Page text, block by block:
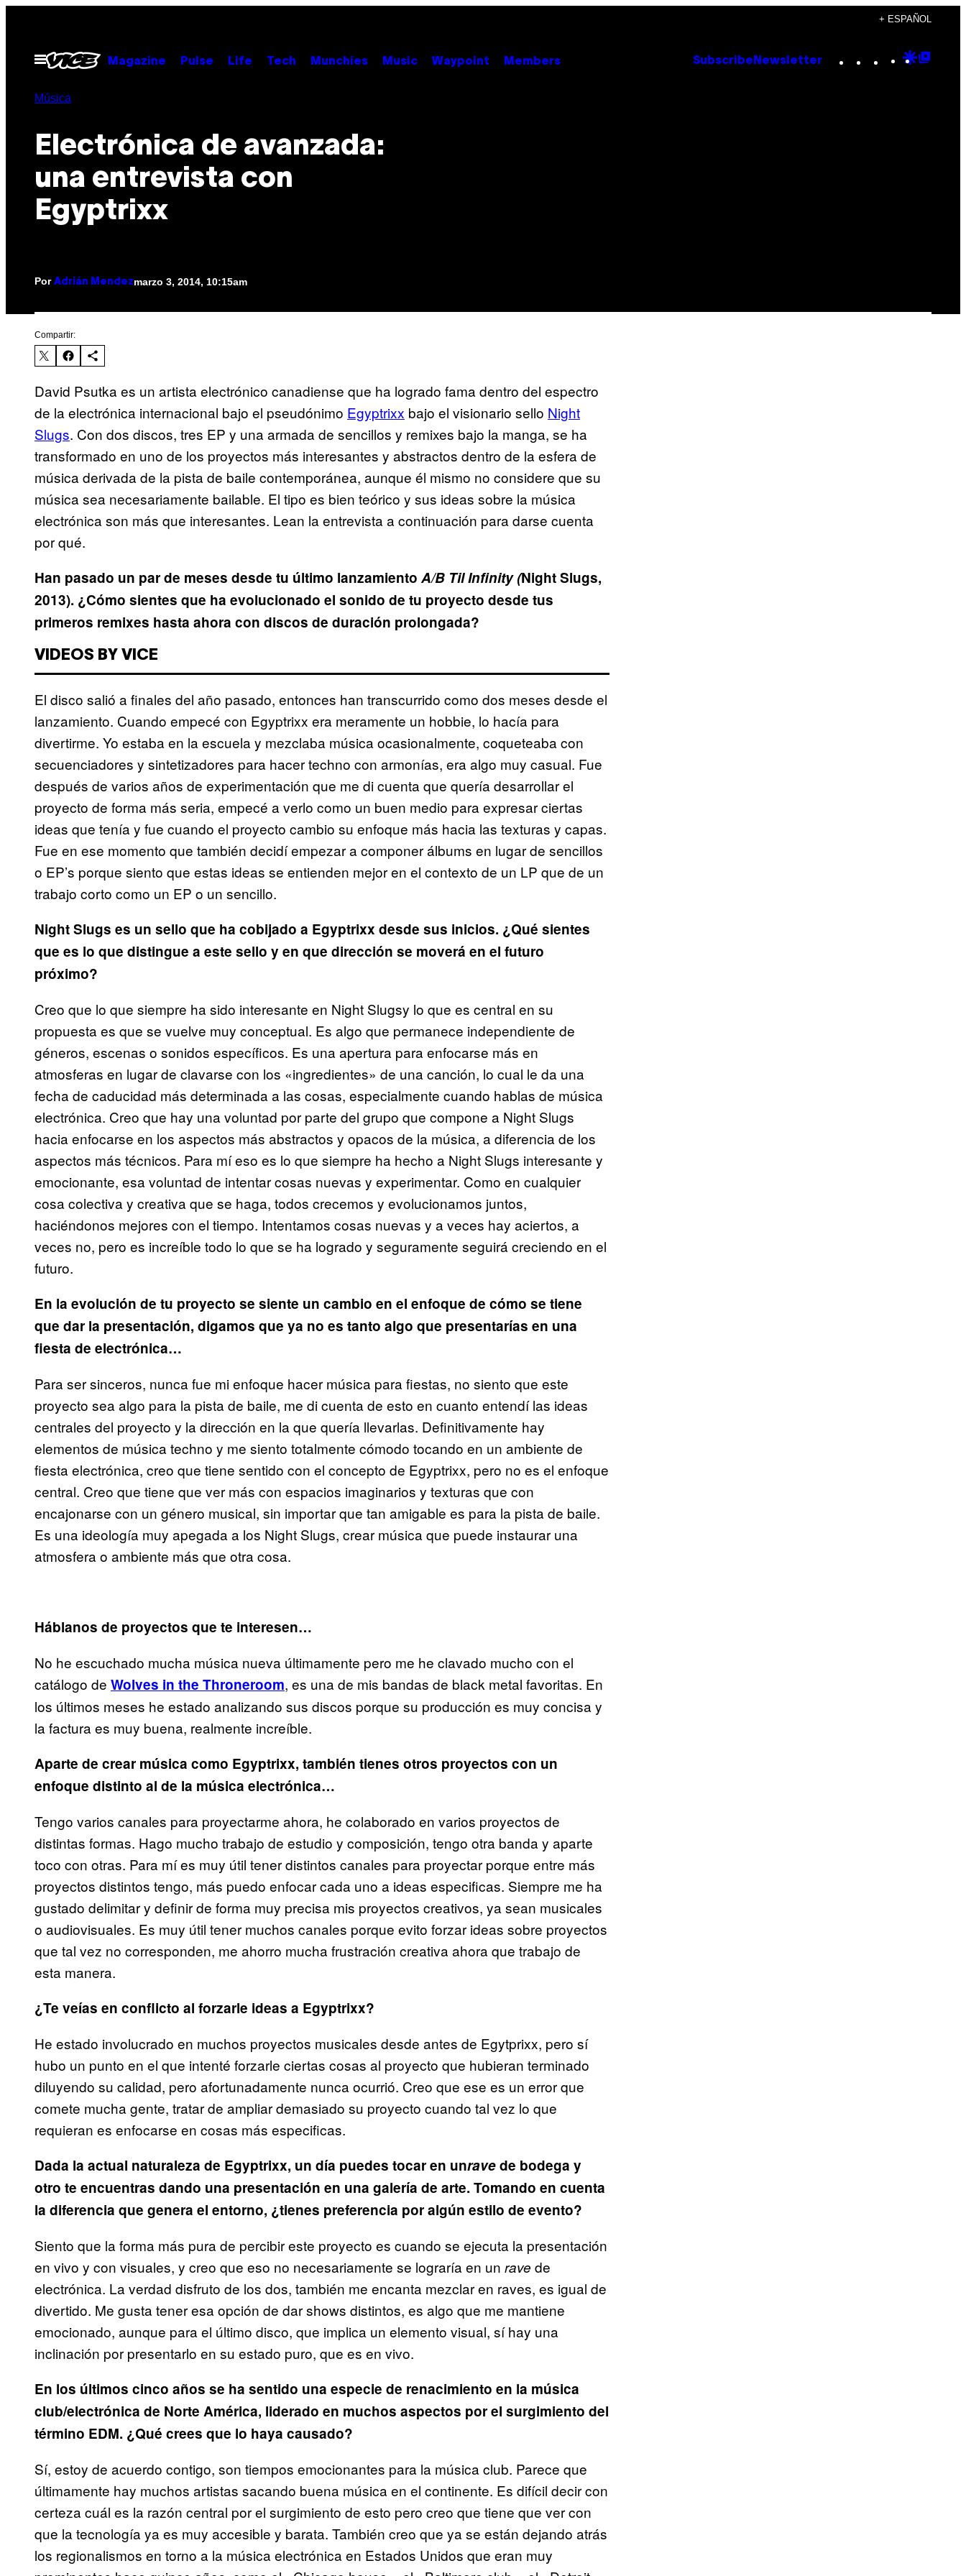
contenido
+ ESPAÑOL
Abrir
Menú
Magazine Pulse Life Tech Munchies Music Waypoint Members Subscribe Newsletter Instagram
TikTok
YouTube
Google
Música
Electrónica de avanzada:
una entrevista con
Egyptrixx
Por Adrián Mendezmarzo 3, 2014, 10:15am
Compartir:
David Psutka es un artista electrónico canadiense que ha logrado fama dentro del espectro
de la electrónica internacional bajo el pseudónimo Egyptrixx bajo el visionario sello Night
Slugs. Con dos discos, tres EP y una armada de sencillos y remixes bajo la manga, se ha
transformado en uno de los proyectos más interesantes y abstractos dentro de la esfera de
música derivada de la pista de baile contemporánea, aunque él mismo no considere que su
música sea necesariamente bailable. El tipo es bien teórico y sus ideas sobre la música
electrónica son más que interesantes. Lean la entrevista a continuación para darse cuenta
por qué.
Han pasado un par de meses desde tu último lanzamiento A/B Til Infinity (Night Slugs,
2013). ¿Cómo sientes que ha evolucionado el sonido de tu proyecto desde tus
primeros remixes hasta ahora con discos de duración prolongada?
VIDEOS BY VICE
El disco salió a finales del año pasado, entonces han transcurrido como dos meses desde el
lanzamiento. Cuando empecé con Egyptrixx era meramente un hobbie, lo hacía para
divertirme. Yo estaba en la escuela y mezclaba música ocasionalmente, coqueteaba con
secuenciadores y sintetizadores para hacer techno con armonías, era algo muy casual. Fue
después de varios años de experimentación que me di cuenta que quería desarrollar el
proyecto de forma más seria, empecé a verlo como un buen medio para expresar ciertas
ideas que tenía y fue cuando el proyecto cambio su enfoque más hacia las texturas y capas.
Fue en ese momento que también decidí empezar a componer álbums en lugar de sencillos
o EP’s porque siento que estas ideas se entienden mejor en el contexto de un LP que de un
trabajo corto como un EP o un sencillo.
Night Slugs es un sello que ha cobijado a Egyptrixx desde sus inicios. ¿Qué sientes
que es lo que distingue a este sello y en que dirección se moverá en el futuro
próximo?
Creo que lo que siempre ha sido interesante en Night Slugsy lo que es central en su
propuesta es que se vuelve muy conceptual. Es algo que permanece independiente de
géneros, escenas o sonidos específicos. Es una apertura para enfocarse más en
atmosferas en lugar de clavarse con los «ingredientes» de una canción, lo cual le da una
fecha de caducidad más determinada a las cosas, especialmente cuando hablas de música
electrónica. Creo que hay una voluntad por parte del grupo que compone a Night Slugs
hacia enfocarse en los aspectos más abstractos y opacos de la música, a diferencia de los
aspectos más técnicos. Para mí eso es lo que siempre ha hecho a Night Slugs interesante y
emocionante, esa voluntad de intentar cosas nuevas y experimentar. Como en cualquier
cosa colectiva y creativa que se haga, todos crecemos y evolucionamos juntos,
haciéndonos mejores con el tiempo. Intentamos cosas nuevas y a veces hay aciertos, a
veces no, pero es increíble todo lo que se ha logrado y seguramente seguirá creciendo en el
futuro.
En la evolución de tu proyecto se siente un cambio en el enfoque de cómo se tiene
que dar la presentación, digamos que ya no es tanto algo que presentarías en una
fiesta de electrónica…
Para ser sinceros, nunca fue mi enfoque hacer música para fiestas, no siento que este
proyecto sea algo para la pista de baile, me di cuenta de esto en cuanto entendí las ideas
centrales del proyecto y la dirección en la que quería llevarlas. Definitivamente hay
elementos de música techno y me siento totalmente cómodo tocando en un ambiente de
fiesta electrónica, creo que tiene sentido con el concepto de Egyptrixx, pero no es el enfoque
central. Creo que tiene que ver más con espacios imaginarios y texturas que con
encajonarse con un género musical, sin importar que tan amigable es para la pista de baile.
Es una ideología muy apegada a los Night Slugs, crear música que puede instaurar una
atmosfera o ambiente más que otra cosa.
Háblanos de proyectos que te interesen…
No he escuchado mucha música nueva últimamente pero me he clavado mucho con el
catálogo de Wolves in the Throneroom, es una de mis bandas de black metal favoritas. En
los últimos meses he estado analizando sus discos porque su producción es muy concisa y
la factura es muy buena, realmente increíble.
Aparte de crear música como Egyptrixx, también tienes otros proyectos con un
enfoque distinto al de la música electrónica…
Tengo varios canales para proyectarme ahora, he colaborado en varios proyectos de
distintas formas. Hago mucho trabajo de estudio y composición, tengo otra banda y aparte
toco con otras. Para mí es muy útil tener distintos canales para proyectar porque entre más
proyectos distintos tengo, más puedo enfocar cada uno a ideas especificas. Siempre me ha
gustado delimitar y definir de forma muy precisa mis proyectos creativos, ya sean musicales
o audiovisuales. Es muy útil tener muchos canales porque evito forzar ideas sobre proyectos
que tal vez no corresponden, me ahorro mucha frustración creativa ahora que trabajo de
esta manera.
¿Te veías en conflicto al forzarle ideas a Egyptrixx?
He estado involucrado en muchos proyectos musicales desde antes de Egytprixx, pero sí
hubo un punto en el que intenté forzarle ciertas cosas al proyecto que hubieran terminado
diluyendo su calidad, pero afortunadamente nunca ocurrió. Creo que ese es un error que
comete mucha gente, tratar de ampliar demasiado su proyecto cuando tal vez lo que
requieran es enfocarse en cosas más especificas.
Dada la actual naturaleza de Egyptrixx, un día puedes tocar en unravede bodega y
otro te encuentras dando una presentación en una galería de arte. Tomando en cuenta
la diferencia que genera el entorno, ¿tienes preferencia por algún estilo de evento?
Siento que la forma más pura de percibir este proyecto es cuando se ejecuta la presentación
en vivo y con visuales, y creo que eso no necesariamente se lograría en un rave de
electrónica. La verdad disfruto de los dos, también me encanta mezclar en raves, es igual de
divertido. Me gusta tener esa opción de dar shows distintos, es algo que me mantiene
emocionado, aunque para el último disco, que implica un elemento visual, sí hay una
inclinación por presentarlo en su estado puro, que es en vivo.
En los últimos cinco años se ha sentido una especie de renacimiento en la música
club/electrónica de Norte América, liderado en muchos aspectos por el surgimiento del
término EDM. ¿Qué crees que lo haya causado?
Sí, estoy de acuerdo contigo, son tiempos emocionantes para la música club. Parece que
últimamente hay muchos artistas sacando buena música en el continente. Es difícil decir con
certeza cuál es la razón central por el surgimiento de esto pero creo que tiene que ver con
que la tecnología ya es muy accesible y barata. También creo que ya se están dejando atrás
los regionalismos en torno a la música electrónica en Estados Unidos que eran muy